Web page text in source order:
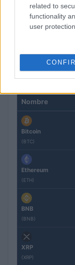
related to
functionality
user protection.
Guía completa
COTIZACIONES
Nombre
Bitcoin
(BTC)
Ethereum
(ETH)
BNB
(BNB)
XRP
(XRP)